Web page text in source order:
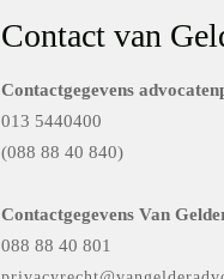
Contact van
Contactgegevens
013 5440400
(088 88 40 840)
Contactgegevens Van
088 88 40 801